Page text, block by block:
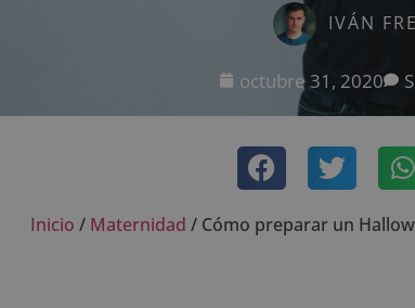
IVÁN
octubre 31, 2020
Inicio / Maternidad / Cómo preparar un